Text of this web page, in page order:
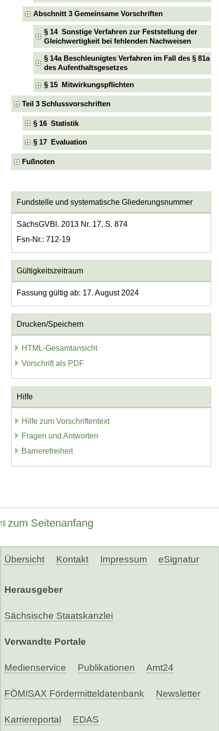
Abschnitt 3 Gemeinsame Vorschriften
§ 14 Sonstige Verfahren zur Feststellung der
Gleichwertigkeit bei fehlenden Nachweisen
§ 14a Beschleunigtes Verfahren im Fall des § 81a
des Aufenthaltsgesetzes
§ 15 Mitwirkungspflichten
Teil 3 Schlussvorschriften
§ 16 Statistik
§ 17 Evaluation
Fußnoten
Fundstelle und systematische Gliederungsnummer
SächsGVBl. 2013 Nr. 17, S. 874
Fsn-Nr.: 712-19
Gültigkeitszeitraum
Fassung gültig ab: 17. August 2024
Drucken/Speichern
HTML-Gesamtansicht
Vorschrift als PDF
Hilfe
Hilfe zum Vorschriftentext
Fragen und Antworten
Barrierefreiheit
zum Seitenanfang
Übersicht Kontakt Impressum eSignatur
Herausgeber
Sächsische Staatskanzlei
Verwandte Portale
Medienservice Publikationen Amt24
FÖMISAX Fördermitteldatenbank Newsletter
Karriereportal EDAS